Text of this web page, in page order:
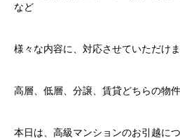
など
様々な内容に、対応させていただけ
高層、低層、分譲、賃貸どちらの物
本日は、高級マンションのお引越につ